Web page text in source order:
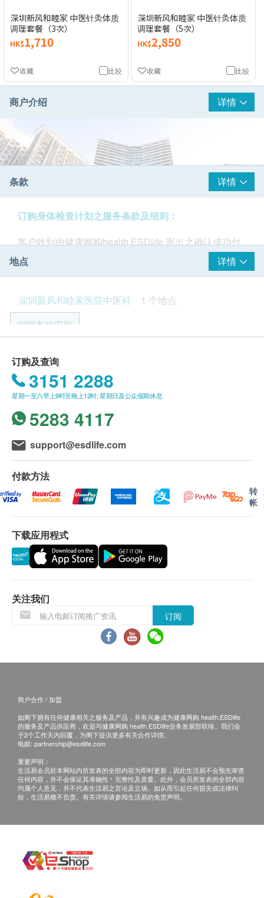
深圳新风和睦家 中医针灸体质
调理套餐（3次）
HK$1,710
比较
收藏
深圳新风和睦家 中医针灸体质
调理套餐（5次）
HK$2,850
比较
收藏
商户介绍 详情
和睦家医疗集团拥有26年历史且拥有港资背景，由香港
管理层投资运营。集团在大湾区内广州、深圳、香港分
别设有医院和诊所。深圳新风和睦家位于深圳福田区的
综合性医院，亦被香港特区政府纳入长者医疗券试点计
划。
口腔科、眼科、外科、骨科、内科、妇科及耳鼻喉科9
套餐和以成本价结算的药品，医院聘请全国知名的医
生、香港医生与护士和优秀的外籍医生为客户提供综合
提前预约后即可到院就诊。
条款 详情
订购身体检查计划之服务条款及细则：
客户收到由健康网购health.ESDlife 寄出之确认成功付
款电邮后，深圳新风和睦家将于1-2个工作天内，致电
客户预约身体检查时间。预约成功后，客户会收到短信
通知。
体检报告：
健康管理评估后，医生将根据您的健康状况给予详细的
医生不会讲广东话，亦会有其他医护人员提供翻译服
务。
客户必须于预约当天出示身份证及订购确认信以确认身
份。
订购之身体检查计划或疫苗计划有效期6个月，客户必
须于6个月内(由确认付款日期起计) 接受有关检查，逾
订购一经确认，不设退款。
进行身体检查后，一般情况下，可于10个工作天内发出
身体检查报告。
报告获取方式：电子报告（关注深圳新风和睦家医院小
程式获取或发送至您的邮箱）；如需要纸质报告可以线
体检报告讲解注意事项：报告讲解一般是由体检前进行
问诊的医生负责。需要英文讲解报告的客人，请在一开
始预约时提出需求，以便深圳新风和睦家安排到合适需
要的医生跟进。
体检套餐条款：
因就诊时间的限制，通常健康管理评估在当天上午进行
完毕。如有必要的额外评估或专家问诊可能需要另外安
评估套餐内未被使用的评估专案，不可折扣或退款。
肠胃镜套餐条款：
的情况，为了您的健康，医生通常将直接进行处理，产
生的内镜下操作及使用器械费用不包含在此套餐中，须
另行结算。
无痛胃肠镜采用监测麻醉，建议亲属或者朋友陪护。
购买套餐服务后，因个人原因未使用的服务或检查项目
不作折扣扣或退款，亦不可更换为其他服务专案。
不可与会员优惠、商会优惠等其他优惠同享。
如果商户页面与体检计划页面的繁体中文、简体中文、
英文三个版本有任何抵触或不相符之处，应以繁体中文
地点 详情
深圳新风和睦家医院中医科
1 个地点
深圳市福田区
深圳市福田区福强路4012号
营业时间：星期一至星期日上午8:30-12:00
内地公众假期休息
订购及查询
3151 2288
星期一至六早上9时至晚上12时; 星期日及公众假期休息
5283 4117
support@esdlife.com
付款方法
转
帐
下载应用程式
关注我们
订阅
商户合作 / 加盟
如阁下拥有任何健康相关之服务及产品，并有兴趣成为健康网购 health.ESDlife
的服务及产品供应商，欢迎与健康网购 health.ESDlife业务发展部联络。我们会
于2个工作天内回覆，为阁下提供更多有关合作详情。
电邮: partnership@esdlife.com
重要声明：
生活易会员於本网站内所发表的全部内容为即时更新，因此生活易不会预先审查
任何内容，并不会保证其准确性丶完整性及质量。此外，会员所发表的全部内容
均属个人意见，并不代表生活易之言论及立场。如从而引起任何损失或法律纠
纷，生活易概不负责。有关详情请参阅生活易的免责声明。